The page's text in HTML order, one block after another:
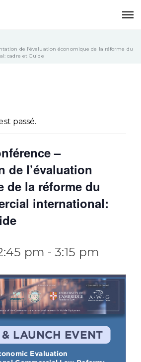
de l’évaluation économique de la réforme du
cadre et Guide
passé.
–
de l’évaluation
de la réforme du
international:
pm -3:15 pm